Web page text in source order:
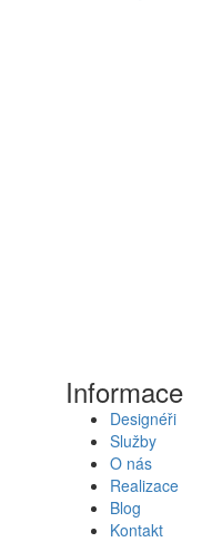
Informace
Designéři
Služby
O nás
Realizace
Blog
Kontakt